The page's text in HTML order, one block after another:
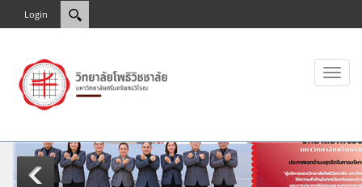
Login
Toggle